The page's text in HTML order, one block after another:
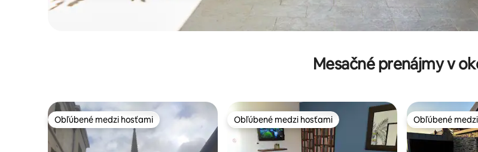
Mesačné prenájmy v
Obľúbené medzi hosťami
Obľúbené medzi hosťami Obľúbené medzi hosťami
Obľúbené medzi hosťami Obľúbené
Obľúbené